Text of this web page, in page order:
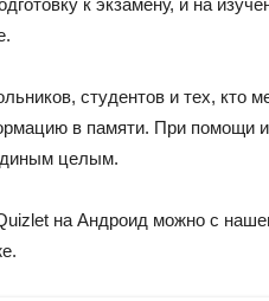
к экзамену, и на
студентов и тех, кто
в памяти. При помощи
целым.
на Андроид можно с